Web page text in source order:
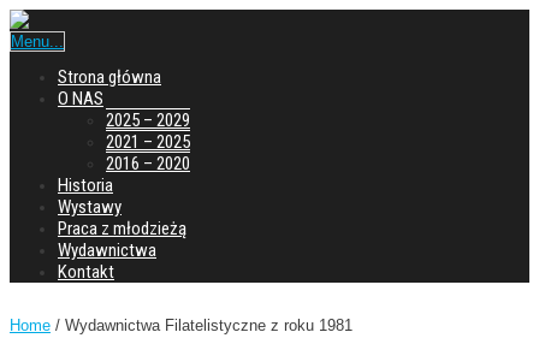
Menu...
Strona główna
O NAS
2025 – 2029
2021 – 2025
2016 – 2020
Historia
Wystawy
Praca z młodzieżą
Wydawnictwa
Kontakt
Home / Wydawnictwa Filatelistyczne z roku 1981